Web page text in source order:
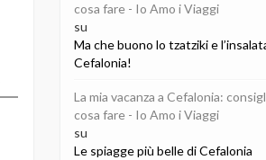
cosa fare - Io Amo i Viaggi
su
Ma che buono lo tzatziki e
Cefalonia!
La mia vacanza a Cefalonia:
cosa fare - Io Amo i Viaggi
su
Le spiagge più belle di Cefalonia